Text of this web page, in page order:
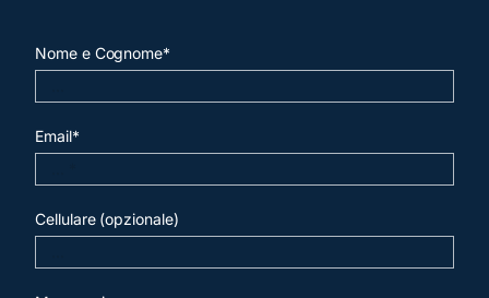
Nome e Cognome*
Email*
Cellulare (opzionale)